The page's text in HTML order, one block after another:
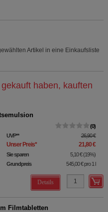
Artikel in eine Einkaufsliste
haben, kauften
0
UVP** 26,90 €
Unser Preis* 21,80 €
Sie sparen 5,10 € (19%)
Grundpreis
545,00 €pro 1 l
Details
Filmtabletten